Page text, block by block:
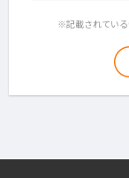
※記載されている